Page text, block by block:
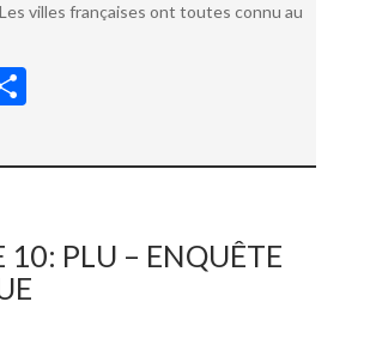
villes françaises ont toutes connu au
ta
er
10: PLU – ENQUÊTE